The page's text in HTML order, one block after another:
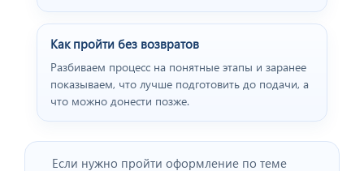
Как пройти без возвратов
Разбиваем процесс на понятные этапы и заранее
показываем, что лучше подготовить до подачи, а
что можно донести позже.
Если нужно пройти оформление по теме